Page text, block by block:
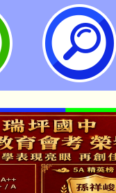
學習精進
事繪本影